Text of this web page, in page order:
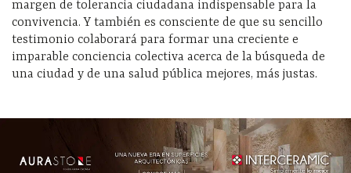
margen de tolerancia ciudadana indispensable para la
convivencia. Y también es consciente de que su sencillo
testimonio colaborará para formar una creciente e
imparable conciencia colectiva acerca de la búsqueda de
una ciudad y de una salud pública mejores, más justas.